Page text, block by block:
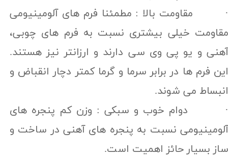
· مقاومت بالا : مطمئنا فرم های آلومینیومی
مقاومت خیلی بیشتری نسبت به فرم های چوبی،
آهنی و یو پی وی سی دارند و ارزانتر نیز هستند.
این فرم ها در برابر سرما و گرما کمتر دچار انقباض و
انبساط می شوند.
· دوام خوب و سبکی : وزن کم پنجره های
آلومینیومی نسبت به پنجره های آهنی در ساخت و
ساز بسیار حائز اهمیت است.